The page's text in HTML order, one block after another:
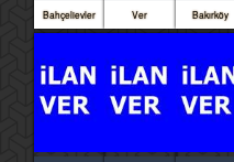
Bahçelievler Ver Bakırköy